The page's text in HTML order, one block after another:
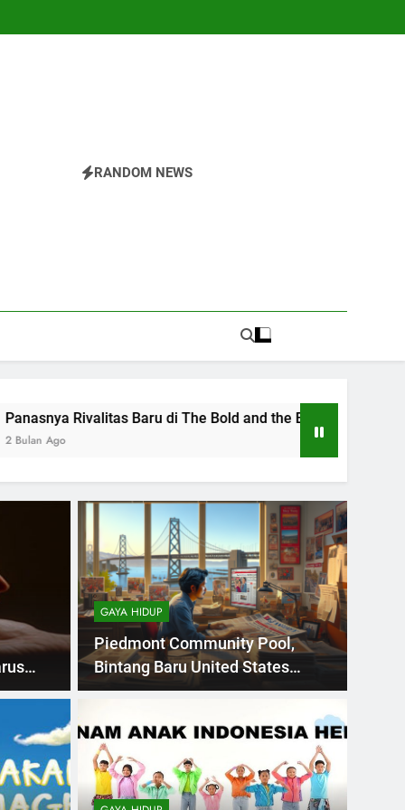
RANDOM NEWS
di The Bold and the Beautiful
2 Bulan Ago
Baru di The
GAYA HIDUP
Piedmont Community Pool,
Bintang Baru United States
News